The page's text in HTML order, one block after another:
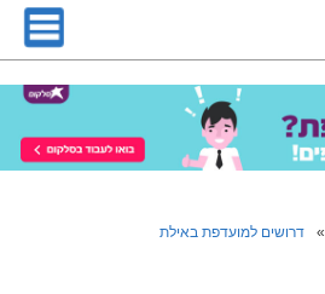
» דרושים למועדפת באילת